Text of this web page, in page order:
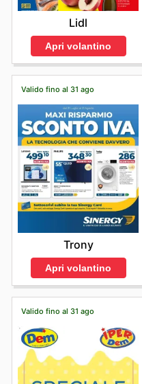
Lidl
Apri volantino
Valido fino al 31 ago
Trony
Apri volantino
Valido fino al 31 ago